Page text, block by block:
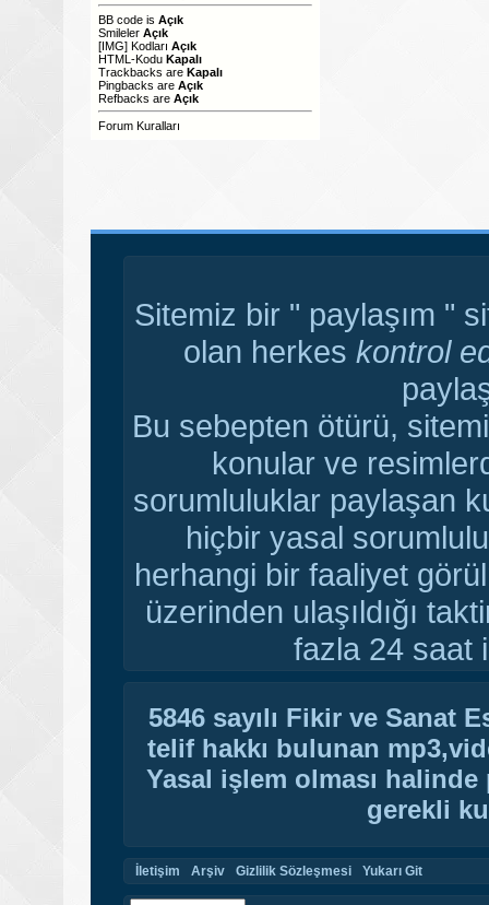
BB code is Açık
Smileler Açık
[IMG] Kodları Açık
HTML-Kodu Kapalı
Trackbacks are Kapalı
Pingbacks are Açık
Refbacks are Açık
Forum Kuralları
Sitemiz bir " paylaşım "
olan herkes kontrol
Bu sebepten ötürü,
konular ve
sorumluluklar paylaşan
hiçbir yasal
herhangi bir faaliyet
üzerinden ulaşıldığı
fazla 24 saat
5846 sayılı Fikir ve Sanat
telif hakkı bulunan
Yasal işlem olması
gerekli
İletişim Arşiv Gizlilik Sözleşmesi Yukarı Git